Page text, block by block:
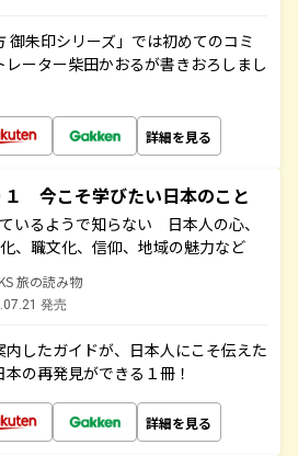
御朱印シリーズ」では初めてのコミ
ーター柴田かおるが書きおろしまし
詳細を見る
１ 今こそ学びたい日本のこと
いるようで知らない 日本人の心、
、職文化、信仰、地域の魅力など
旅の読み物
発売
内したガイドが、日本人にこそ伝えた
の再発見ができる１冊！
詳細を見る